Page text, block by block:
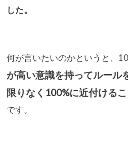
した。
何が言いたいのかというと、
が高い意識を持ってルール
限りなく100%に近付ける
です。